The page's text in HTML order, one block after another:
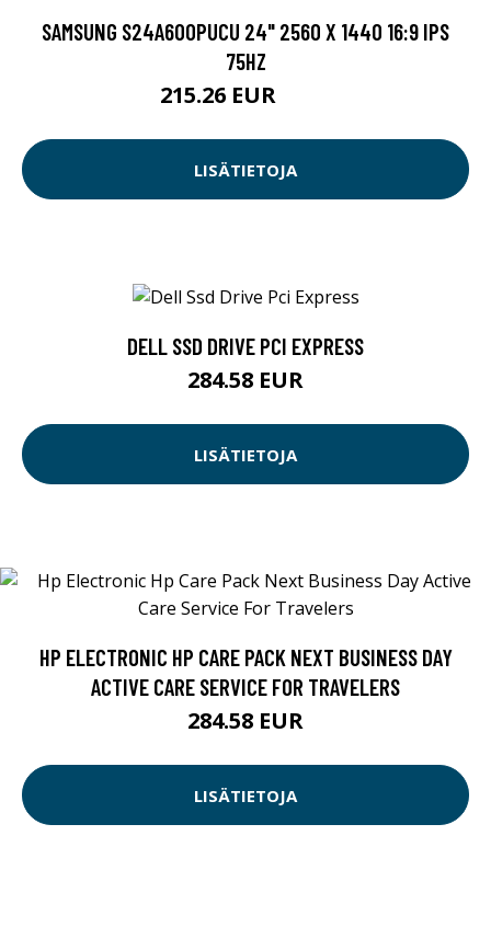
SAMSUNG S24A600PUCU 24" 2560 X 1440 16:9 IPS
75HZ
215.26 EUR
LISÄTIETOJA
DELL SSD DRIVE PCI EXPRESS
284.58 EUR
LISÄTIETOJA
HP ELECTRONIC HP CARE PACK NEXT BUSINESS DAY
ACTIVE CARE SERVICE FOR TRAVELERS
284.58 EUR
LISÄTIETOJA